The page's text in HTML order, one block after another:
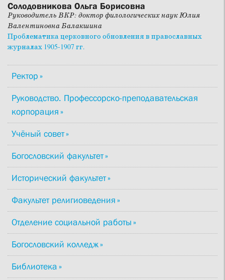
Солодовникова Ольга Борисовна
Руководитель ВКР: доктор филологических наук Юлия
Валентиновна Балакшина
Проблематика церковного обновления в православных
журналах 1905-1907 гг.
Ректор
Руководство. Профессорско-преподавательская
корпорация
Учёный совет
Богословский факультет
Исторический факультет
Факультет религиоведения
Отделение социальной работы
Богословский колледж
Библиотека